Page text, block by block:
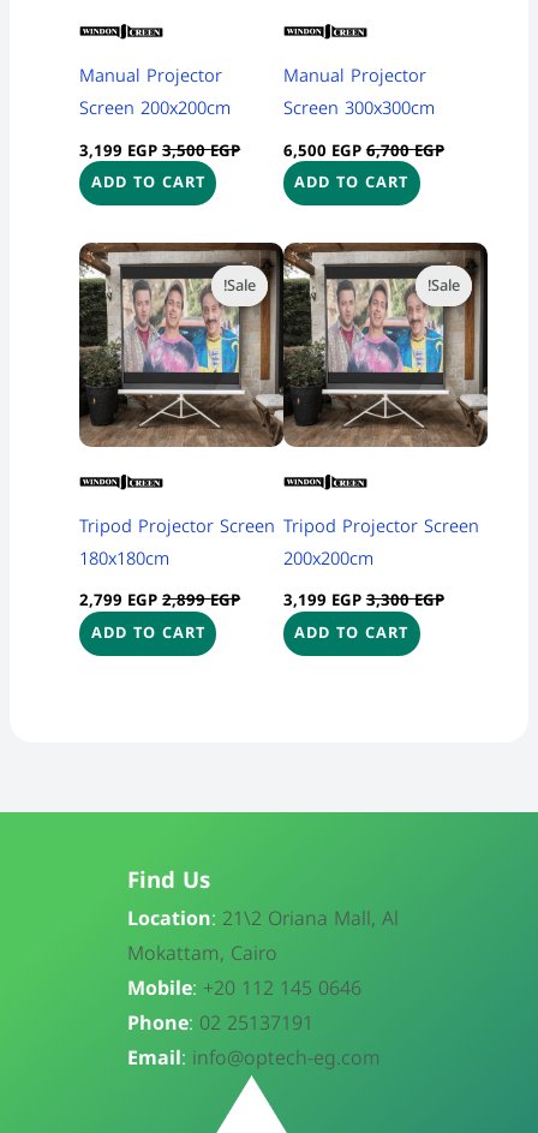
Manual Projector
Screen 300x300cm
6,700EGP
6,500 EGP
ADD TO CART
Manual Projector
Screen 200x200cm
3,500EGP
3,199 EGP
ADD TO CART
Sale!
Sale!
Tripod Projector Screen
200x200cm
3,300EGP
Original
price
was:
3,300 EGP.
3,199 EGP
Current
price
is:
3,199 EGP.
ADD TO CART
Sale!
Sale!
Tripod Projector Screen
180x180cm
2,899EGP
Original
price
was:
2,899 EGP.
2,799 EGP
Current
price
is:
2,799 EGP.
ADD TO CART
Find Us
Location: 21\2 Oriana Mall, Al
Mokattam, Cairo
Mobile: +20 112 145 0646
Phone: 02 25137191
Email: info@optech-eg.com